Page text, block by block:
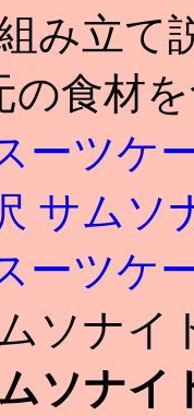
み立て
の食材
ーツケ
サムソ
ーツケ
ソナイ
ソナイ